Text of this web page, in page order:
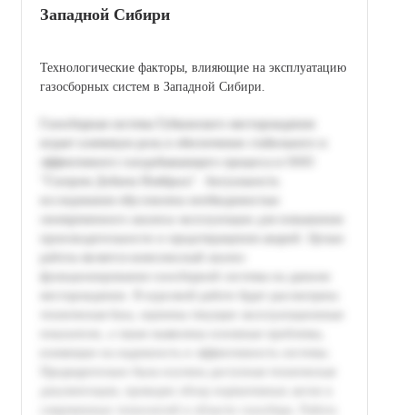
Западной Сибири
Технологические факторы, влияющие на эксплуатацию
газосборных систем в Западной Сибири.